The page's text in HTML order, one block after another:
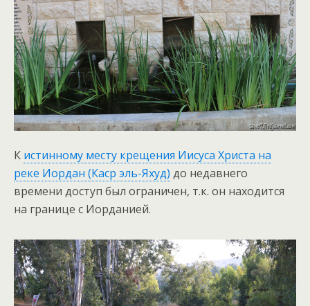
К истинному месту крещения Иисуса Христа на
реке Иордан (Каср эль-Яхуд) до недавнего
времени доступ был ограничен, т.к. он находится
на границе с Иорданией.